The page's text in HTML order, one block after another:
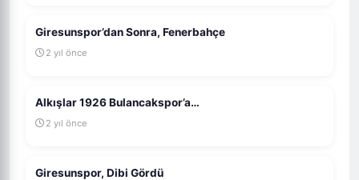
Giresunspor’dan Sonra, Fenerbahçe
2 yıl önce
Alkışlar 1926 Bulancakspor’a…
2 yıl önce
Giresunspor, Dibi Gördü